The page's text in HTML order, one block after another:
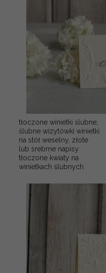
tłoczone winietki ślubne,
ślubne wizytówki winietki
na stół weselny, złote
lub srebrne napisy
tłoczone kwiaty na
winietkach ślubnych